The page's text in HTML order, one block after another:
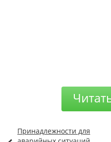
Принадлежности для